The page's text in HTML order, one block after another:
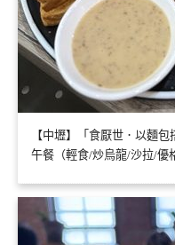
【中壢】「食厭世．以麵
午餐（輕食/炒烏龍/沙拉/優